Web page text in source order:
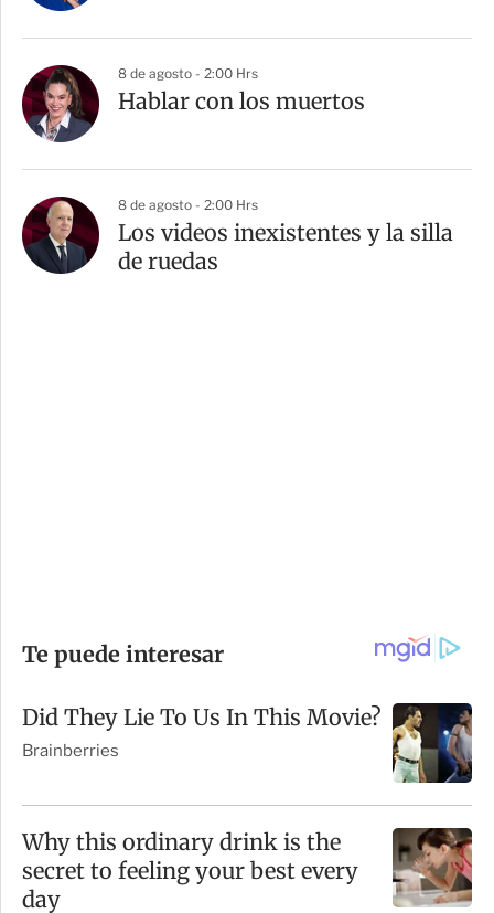
8 de agosto - 2:00 Hrs
Hablar con los muertos
8 de agosto - 2:00 Hrs
Los videos inexistentes y la silla
de ruedas